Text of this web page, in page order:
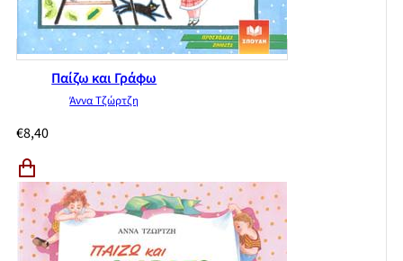
Παίζω και Γράφω
Άννα Τζώρτζη
€8,40